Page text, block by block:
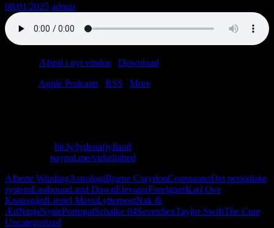
08/01/2025 admin
Afspil i nyt vindue Download
Apple Podcasts RSS
More
bit.ly/lydenafjylland
paypal.me/virkelighed
Alberte WindingAstrologiBjarne CorydonCroissanterDet periodiske
systemEastbound and DownElevatorForeignerKarl Ove
KnausgårdLionel MessiLytterpostNak &
ÆdNinjaNytårPortugalSchalke 04SevenSexTaylor SwiftThe Cure
Uncategorized